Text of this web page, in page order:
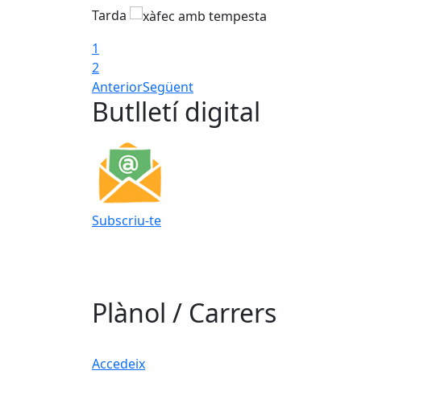
Tarda
1
2
AnteriorSegüent
Butlletí digital
Subscriu-te
Plànol / Carrers
Accedeix